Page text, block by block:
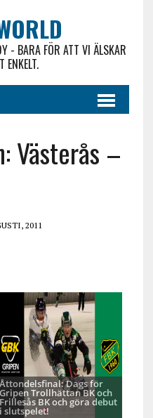
- BARA FÖR ATT VI ÄLSKAR
ENKELT.
Västerås –
2011
Åttondelsfinal: Dags för
Gripen Trollhättan BK och
Frillesås BK och göra debut
i slutspelet!